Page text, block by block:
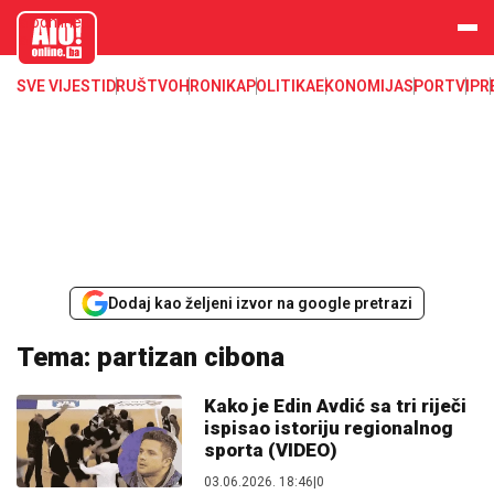
aloonline.b
SVE VIJESTI DRUŠTVOHRONIKAPOLITIKAEKONOMIJASPORTVIP
Dodaj kao željeni izvor na google pretrazi
Tema: partizan cibona
Kako je Edin Avdić sa tri riječi
ispisao istoriju regionalnog
sporta (VIDEO)
03.06.2026. 18:46 0